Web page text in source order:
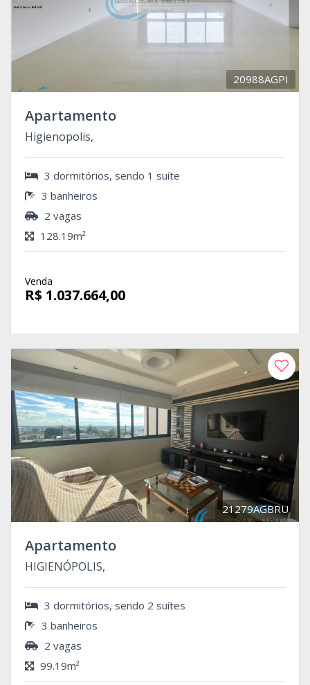
20988AGPI
Apartamento
Higienopolis,
3 dormitórios, sendo 1 suíte
3 banheiros
2 vagas
128.19m²
Venda
R$ 1.037.664,00
21279AGBRU
Apartamento
HIGIENÓPOLIS,
3 dormitórios, sendo 2 suítes
3 banheiros
2 vagas
99.19m²